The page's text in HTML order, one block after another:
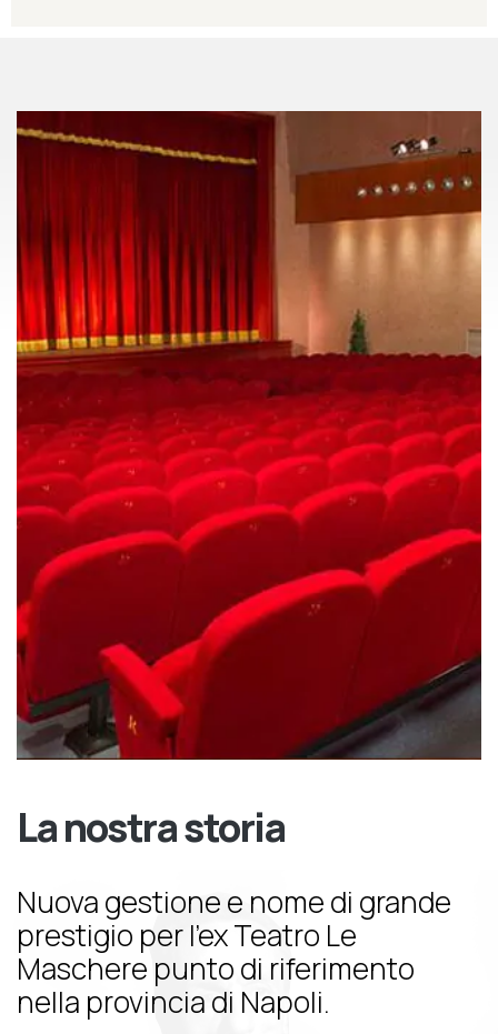
La nostra storia
Nuova gestione e nome di grande
prestigio per l’ex Teatro Le
Maschere punto di riferimento
nella provincia di Napoli.